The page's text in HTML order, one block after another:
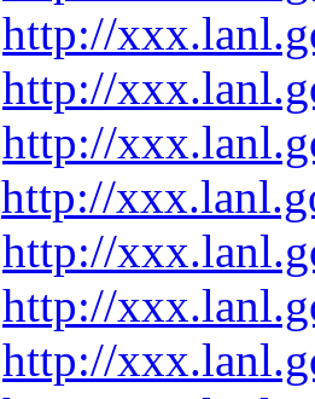
http://
http://
http://
http://
http://
http://
http://